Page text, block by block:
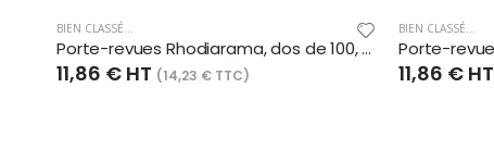
BIEN CLASSÉ...
Porte-revues Rhodiarama, dos de 100, finition simili cuir italien, coloris taupe
11,86 € HT (14,23 € TTC)
BIEN CLASSÉ...
11,86 € HT